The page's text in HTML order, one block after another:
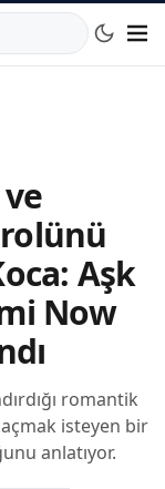
TRTelefon:0850
Aşk
Now
romantik
isteyen bir
anlatıyor.